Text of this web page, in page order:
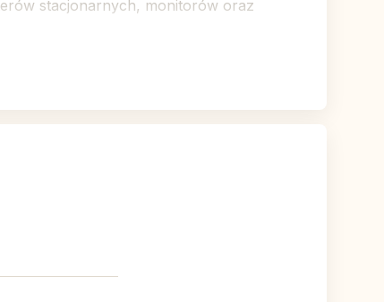
stacjonarnych, monitorów oraz
cenowe, a nie sztucznie
w kraju i budującą relacje z